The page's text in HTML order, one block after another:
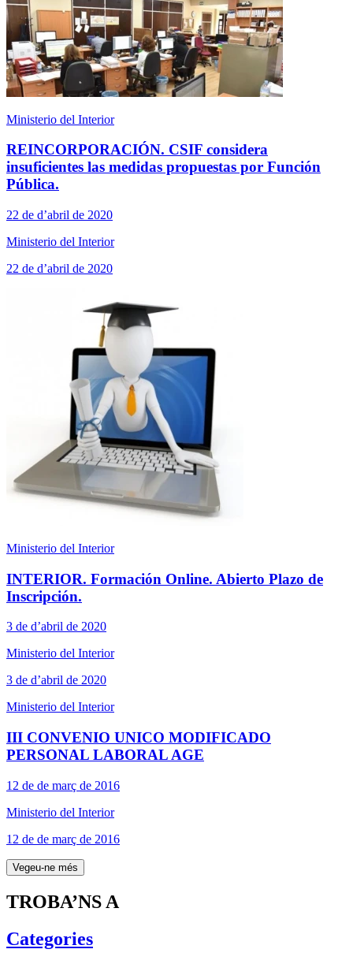
Ministerio del Interior
REINCORPORACIÓN. CSIF considera
insuficientes las medidas propuestas por Función
Pública.
22 de d’abril de 2020
Ministerio del Interior
22 de d’abril de 2020
Ministerio del Interior
INTERIOR. Formación Online. Abierto Plazo de
Inscripción.
3 de d’abril de 2020
Ministerio del Interior
3 de d’abril de 2020
Ministerio del Interior
III CONVENIO UNICO MODIFICADO
PERSONAL LABORAL AGE
12 de de març de 2016
Ministerio del Interior
12 de de març de 2016
Vegeu-ne més
TROBA’NS A
Categories